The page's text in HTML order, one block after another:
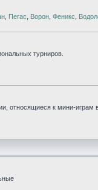
Пегас Ворон Феникс
турниров.
относящиеся к мини-играм